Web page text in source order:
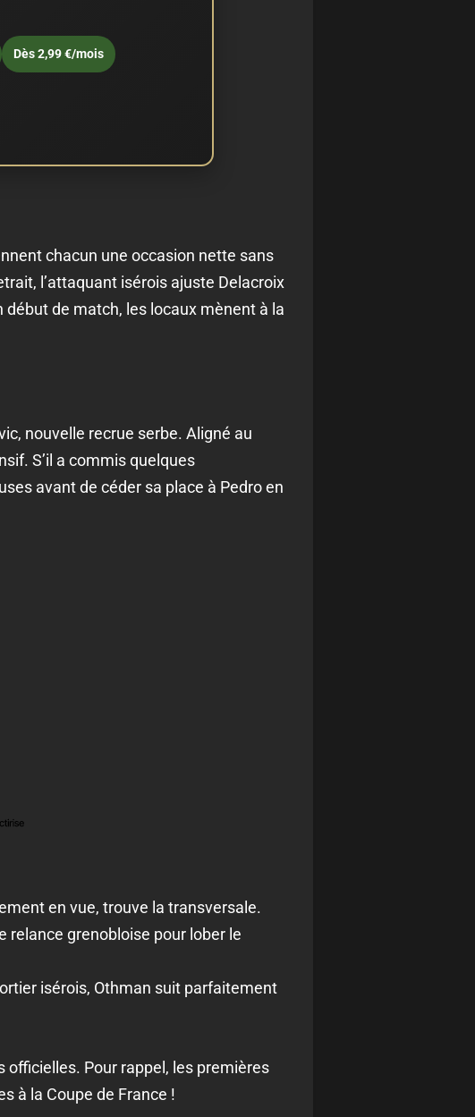
Dès 2,99 €/mois
chacun une occasion nette sans
l’attaquant isérois ajuste Delacroix
de match, les locaux mènent à la
nouvelle recrue serbe. Aligné au
S’il a commis quelques
avant de céder sa place à Pedro en
en vue, trouve la transversale.
relance grenobloise pour lober le
isérois, Othman suit parfaitement
Pour rappel, les premières
à la Coupe de France !